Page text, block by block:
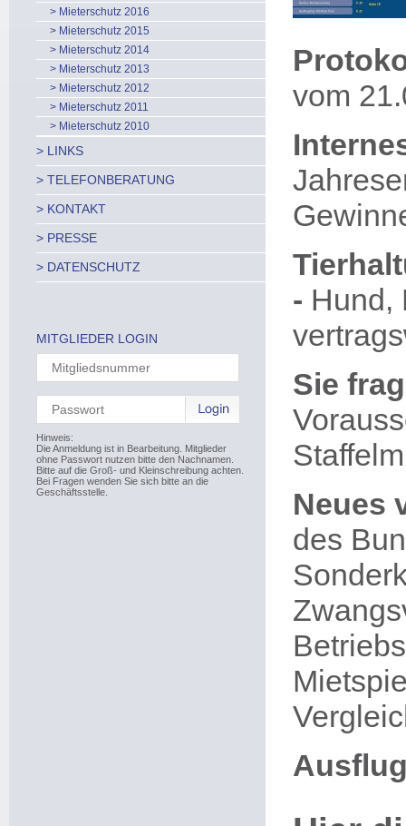
> Mieterschutz 2016
> Mieterschutz 2015
> Mieterschutz 2014
> Mieterschutz 2013
> Mieterschutz 2012
> Mieterschutz 2011
> Mieterschutz 2010
> LINKS
> TELEFONBERATUNG
> KONTAKT
> PRESSE
> DATENSCHUTZ
MITGLIEDER LOGIN
Hinweis:
Die Anmeldung ist in Bearbeitung. Mitglieder
ohne Passwort nutzen bitte den Nachnamen.
Bitte auf die Groß- und Kleinschreibung achten.
Bei Fragen wenden Sie sich bitte an die
Geschäftsstelle.
vom
- Hund,
Sie
Neues
des